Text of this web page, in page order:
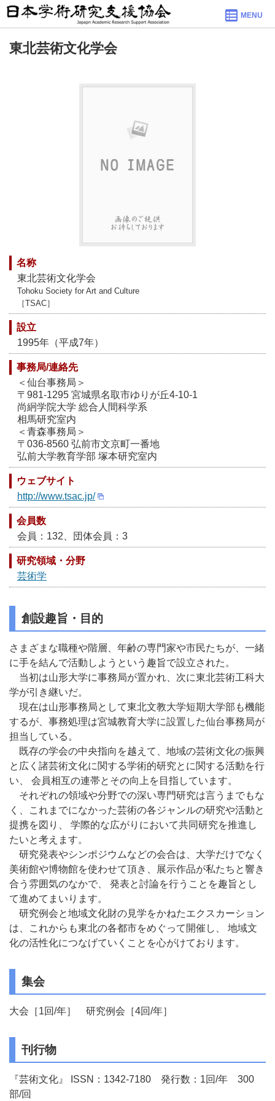
MENU
東北芸術文化学会
名称
東北芸術文化学会
Tohoku Society for Art and Culture
［TSAC］
設立
1995年（平成7年）
事務局/連絡先
＜仙台事務局＞
〒981-1295 宮城県名取市ゆりが丘4-10-1
尚絅学院大学 総合人間科学系
相馬研究室内
＜青森事務局＞
〒036-8560 弘前市文京町一番地
弘前大学教育学部 塚本研究室内
ウェブサイト
http://www.tsac.jp/
会員数
会員：132、団体会員：3
研究領域・分野
芸術学
創設趣旨・目的
さまざまな職種や階層、年齢の専門家や市民たちが、一緒
に手を結んで活動しようという趣旨で設立された。
当初は山形大学に事務局が置かれ、次に東北芸術工科大
学が引き継いだ。
現在は山形事務局として東北文教大学短期大学部も機能
するが、事務処理は宮城教育大学に設置した仙台事務局が
担当している。
既存の学会の中央指向を越えて、地域の芸術文化の振興
と広く諸芸術文化に関する学術的研究とに関する活動を行
い、 会員相互の連帯とその向上を目指しています。
それぞれの領域や分野での深い専門研究は言うまでもな
く、これまでになかった芸術の各ジャンルの研究や活動と
提携を図り、 学際的な広がりにおいて共同研究を推進し
たいと考えます。
研究発表やシンポジウムなどの会合は、大学だけでなく
美術館や博物館を使わせて頂き、展示作品が私たちと響き
合う雰囲気のなかで、 発表と討論を行うことを趣旨とし
て進めてまいります。
研究例会と地域文化財の見学をかねたエクスカーション
は、これからも東北の各都市をめぐって開催し、 地域文
化の活性化につなげていくことを心がけております。
集会
大会［1回/年］ 研究例会［4回/年］
刊行物
『芸術文化』 ISSN：1342-7180 発行数：1回/年 300
部/回